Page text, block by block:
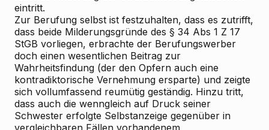
eintritt.
Zur Berufung selbst ist festzuhalten, dass es zutrifft,
dass beide Milderungsgründe des § 34 Abs 1 Z 17
StGB vorliegen, erbrachte der Berufungswerber
doch einen wesentlichen Beitrag zur
Wahrheitsfindung (der den Opfern auch eine
kontradiktorische Vernehmung ersparte) und zeigte
sich vollumfassend reumütig geständig. Hinzu tritt,
dass auch die wenngleich auf Druck seiner
Schwester erfolgte Selbstanzeige gegenüber in
vergleichbaren Fällen vorhandenem